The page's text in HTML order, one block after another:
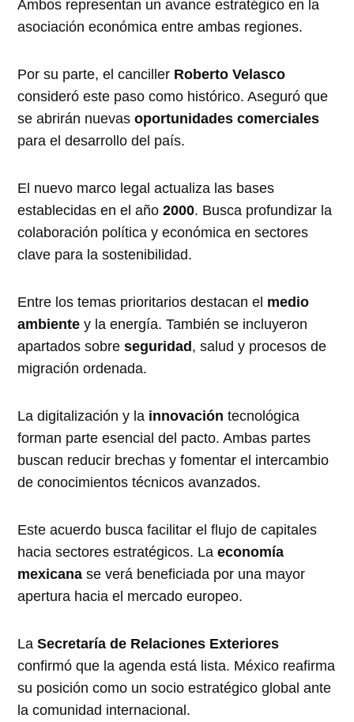
Ambos representan un avance estratégico en la
asociación económica entre ambas regiones.
Por su parte, el canciller Roberto Velasco
consideró este paso como histórico. Aseguró que
se abrirán nuevasoportunidades comerciales
para el desarrollo del país.
El nuevo marco legal actualiza las bases
establecidas en el año2000. Busca profundizar la
colaboración política y económica en sectores
clave para la sostenibilidad.
Entre los temas prioritarios destacan el medio
ambiente y la energía. También se incluyeron
apartados sobreseguridad, salud y procesos de
migración ordenada.
La digitalización y la innovación tecnológica
forman parte esencial del pacto. Ambas partes
buscan reducir brechas y fomentar el intercambio
de conocimientos técnicos avanzados.
Este acuerdo busca facilitar el flujo de capitales
hacia sectores estratégicos. Laeconomía
mexicana se verá beneficiada por una mayor
apertura hacia el mercado europeo.
LaSecretaría de Relaciones Exteriores
confirmó que la agenda está lista. México reafirma
su posición como un socio estratégico global ante
la comunidad internacional.